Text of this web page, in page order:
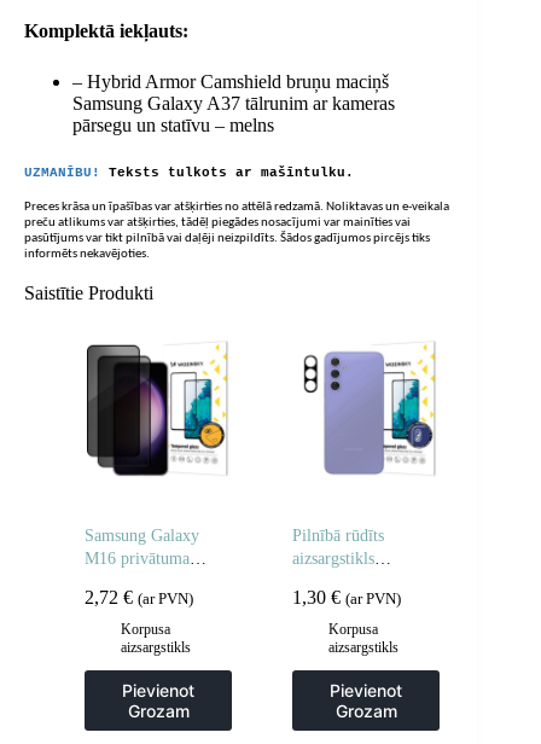
Komplektā iekļauts:
– Hybrid Armor Camshield bruņu maciņš
Samsung Galaxy A37 tālrunim ar kameras
pārsegu un statīvu – melns
UZMANĪBU! Teksts tulkots ar mašīntulku.
Preces krāsa un īpašības var atšķirties no attēlā redzamā. Noliktavas un e-veikala
preču atlikums var atšķirties, tādēļ piegādes nosacījumi var mainīties vai
pasūtījums var tikt pilnībā vai daļēji neizpildīts. Šādos gadījumos pircējs tiks
informēts nekavējoties.
Saistītie Produkti
Samsung Galaxy
M16 privātuma
2,72 € (ar PVN)
Korpusa
aizsargstikls
Pievienot
Grozam
Pilnībā rūdīts
aizsargstikls
Edge pilnai kamerai
1,30€ (ar PVN)
Korpusa
aizsargstikls
Pievienot
Grozam